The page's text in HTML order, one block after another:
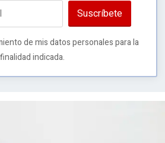
Suscríbete
de mis datos personales para la
finalidad indicada.